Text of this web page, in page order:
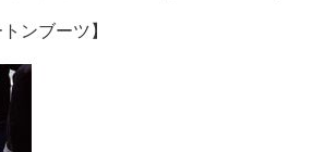
ンブーツ 】